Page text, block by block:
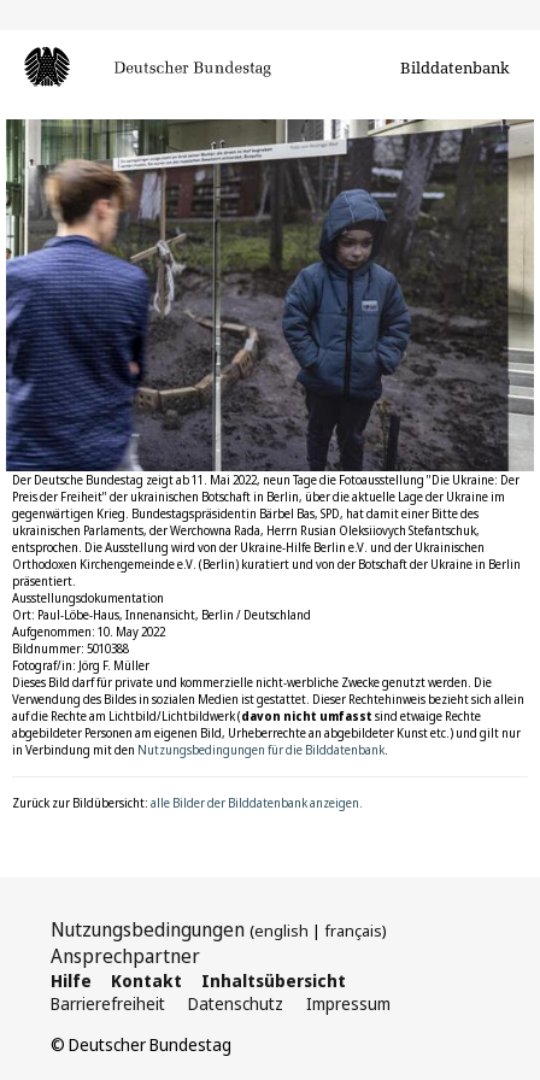
Bilddatenbank
Der Deutsche Bundestag zeigt ab 11. Mai 2022, neun Tage die Fotoausstellung "Die Ukraine: Der
Preis der Freiheit" der ukrainischen Botschaft in Berlin, über die aktuelle Lage der Ukraine im
gegenwärtigen Krieg. Bundestagspräsidentin Bärbel Bas, SPD, hat damit einer Bitte des
ukrainischen Parlaments, der Werchowna Rada, Herrn Rusian Oleksiiovych Stefantschuk,
entsprochen. Die Ausstellung wird von der Ukraine-Hilfe Berlin e.V. und der Ukrainischen
Orthodoxen Kirchengemeinde e.V. (Berlin) kuratiert und von der Botschaft der Ukraine in Berlin
präsentiert.
Ausstellungsdokumentation
Ort: Paul-Löbe-Haus, Innenansicht, Berlin / Deutschland
Aufgenommen: 10. May 2022
Bildnummer: 5010388
Fotograf/in: Jörg F. Müller
Dieses Bild darf für private und kommerzielle nicht-werbliche Zwecke genutzt werden. Die
Verwendung des Bildes in sozialen Medien ist gestattet. Dieser Rechtehinweis bezieht sich allein
auf die Rechte am Lichtbild/Lichtbildwerk (davon nicht umfasst sind etwaige Rechte
abgebildeter Personen am eigenen Bild, Urheberrechte an abgebildeter Kunst etc.) und gilt nur
in Verbindung mit den Nutzungsbedingungen für die Bilddatenbank.
Zurück zur Bildübersicht: alle Bilder der Bilddatenbank anzeigen.
Nutzungsbedingungen (english | français)
Ansprechpartner
Hilfe Kontakt Inhaltsübersicht
© Deutscher Bundestag
Barrierefreiheit Datenschutz Impressum